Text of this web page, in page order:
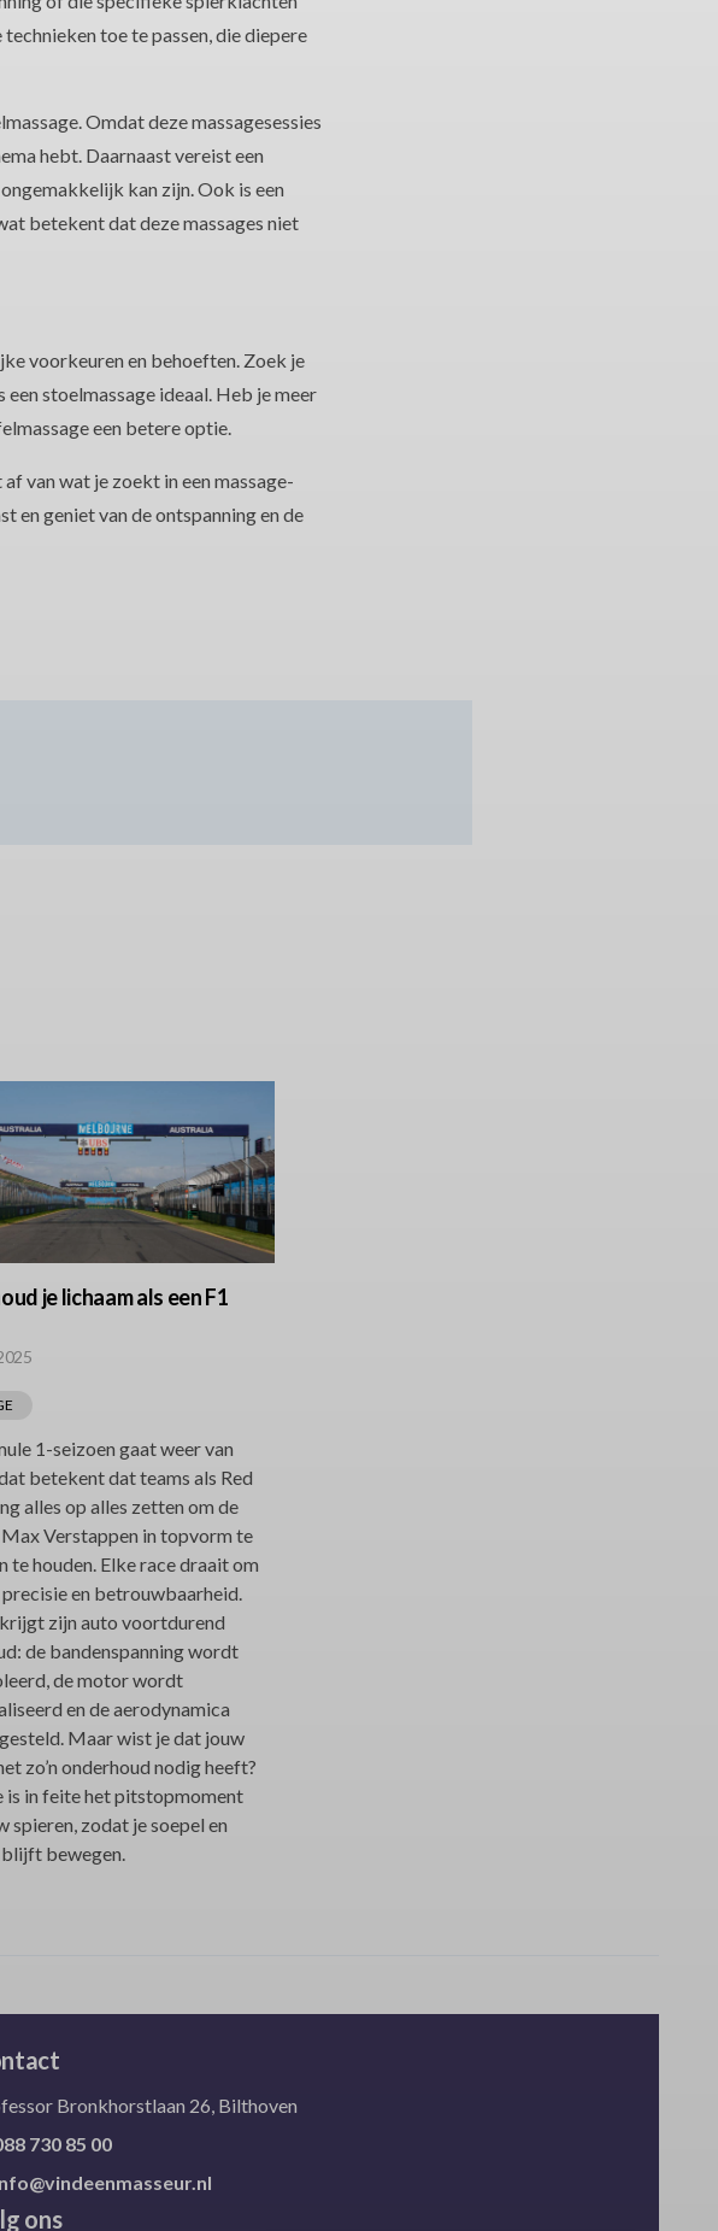
toe te passen, die diepere
Omdat deze massagesessies
hebt. Daarnaast vereist een
kan zijn. Ook is een
betekent dat deze massages niet
voorkeuren en behoeften. Zoek je
een stoelmassage ideaal. Heb je meer
een betere optie.
van wat je zoekt in een massage-
en geniet van de ontspanning en de
je lichaam als een F1
1-seizoen gaat weer van
betekent dat teams als Red
alles op alles zetten om de
Verstappen in topvorm te
te houden. Elke race draait om
en betrouwbaarheid.
zijn auto voortdurend
de bandenspanning wordt
de motor wordt
en de aerodynamica
Maar wist je dat jouw
zo’n onderhoud nodig heeft?
is in feite het pitstopmoment
spieren, zodat je soepel en
bewegen.
Bronkhorstlaan 26, Bilthoven
730 85 00
ons